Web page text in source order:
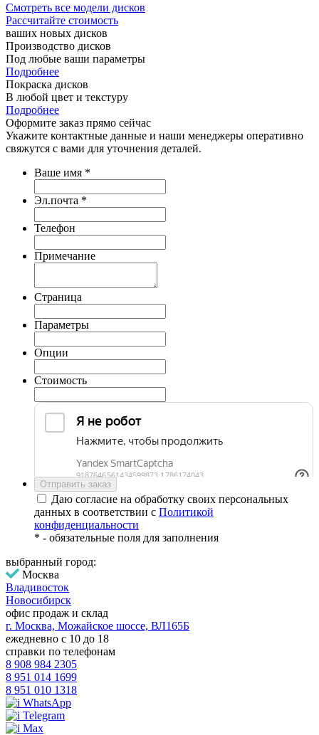
Смотреть все модели дисков
Рассчитайте стоимость
ваших новых дисков
Производство дисков
Под любые ваши параметры
Подробнее
Покраска дисков
В любой цвет и текстуру
Подробнее
Оформите заказ прямо сейчас
Укажите контактные данные и наши менеджеры оперативно
свяжутся с вами для уточнения деталей.
Ваше имя *
Эл.почта *
Телефон
Примечание
Страница
Параметры
Опции
Стоимость
Даю согласие на обработку своих персональных
данных в соответствии с Политикой
конфиденциальности
* - обязательные поля для заполнения
выбранный город:
Москва
Владивосток
Новосибирск
офис продаж и склад
г. Москва, Можайское шоссе, ВЛ165Б
ежедневно с 10 до 18
справки по телефонам
8 908 984 2305
8 951 014 1699
8 951 010 1318
WhatsApp
Telegram
Max